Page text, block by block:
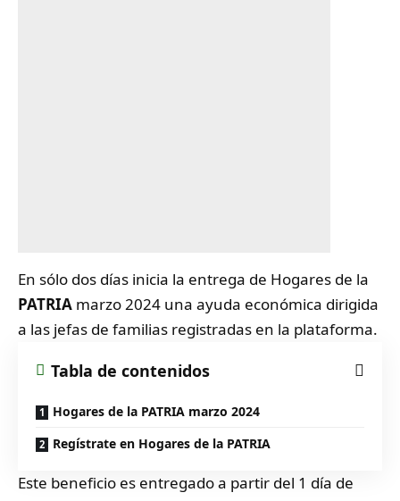
En sólo dos días inicia la entrega de Hogares de la
PATRIA marzo 2024 una ayuda económica dirigida
a las jefas de familias registradas en la plataforma.
Tabla de contenidos
Hogares de la PATRIA marzo 2024
Regístrate en Hogares de la PATRIA
Este beneficio es entregado a partir del 1 día de